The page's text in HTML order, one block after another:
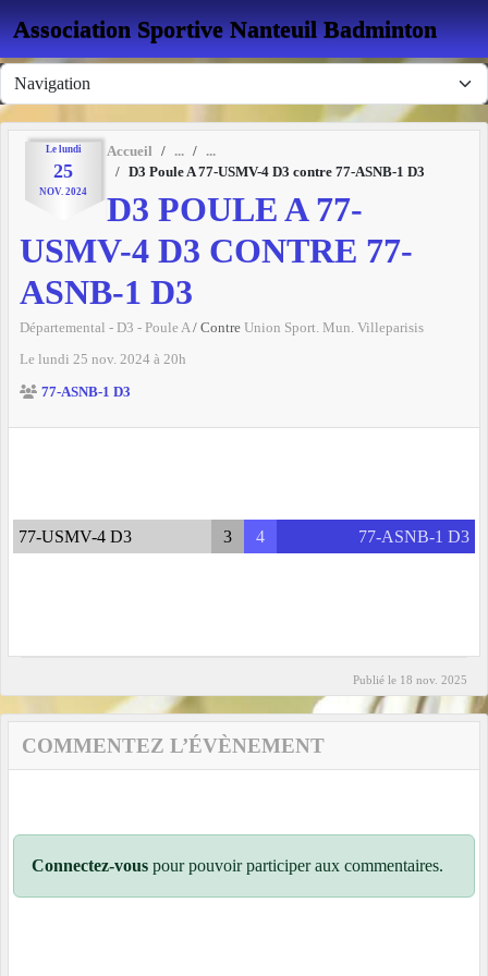
Association Sportive Nanteuil Badminton
Le lundi
25
NOV. 2024
Accueil
D3 Poule A 77-USMV-4 D3 contre 77-ASNB-1 D3
D3 POULE A 77-
USMV-4 D3 CONTRE 77-
ASNB-1 D3
Départemental - D3 - Poule A / Contre Union Sport. Mun. Villeparisis
Le lundi 25 nov. 2024 à 20h
77-ASNB-1 D3
77-USMV-4 D3 3 4 77-ASNB-1 D3
Publié le 18 nov. 2025
COMMENTEZ L’ÉVÈNEMENT
Connectez-vous pour pouvoir participer aux commentaires.